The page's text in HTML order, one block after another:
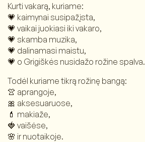
Kurti vakarą, kuriame:
💗 kaimynai susipažįsta,
💗 vaikai juokiasi iki vakaro,
💗 skamba muzika,
💗 dalinamasi maistu,
💗 o Grigiškės nusidažo rožine spalva.
Todėl kuriame tikrą rožinę bangą:
👚 aprangoje,
🎀 aksesuaruose,
💄 makiaže,
🍓 vaišėse,
🌸 ir nuotaikoje.